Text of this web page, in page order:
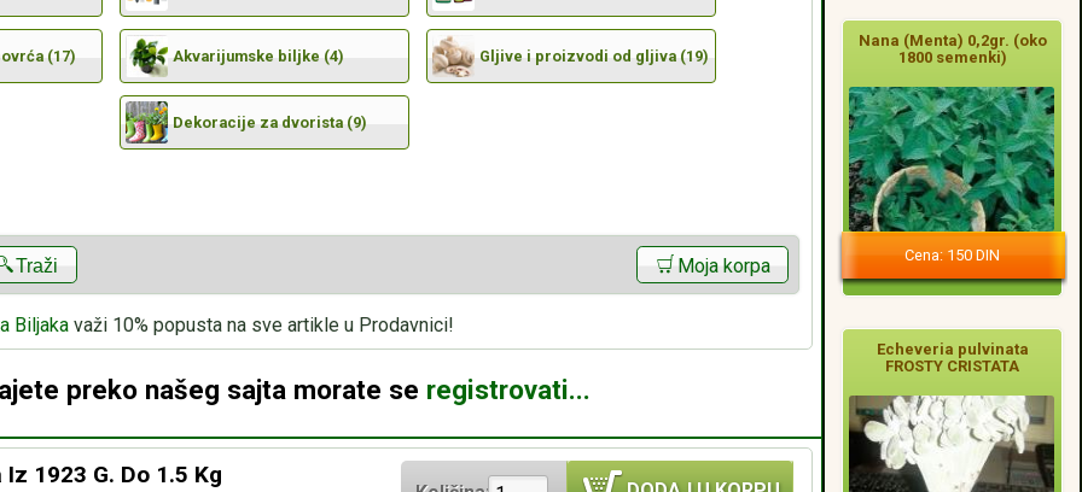
(17) Akvarijumske biljke (4) Gljive i proizvodi od gljiva (19)
Dekoracije za dvorista (9)
Traži Moja korpa
Biljaka važi 10% popusta na sve artikle u Prodavnici!
preko našeg sajta morate se registrovati...
1923 G. Do 1.5 Kg
Nana (Menta) 0,2gr. (oko
1800 semenki)
Cena: 150 DIN
Echeveria pulvinata
FROSTY CRISTATA